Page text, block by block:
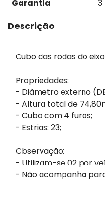
Garantia
3
Descrição
Cubo das rodas do
Propriedades:
- Diâmetro externo
- Altura total de
- Cubo com 4 furos;
- Estrias: 23;
Observação:
- Utilizam-se 02 por
- Não acompanha